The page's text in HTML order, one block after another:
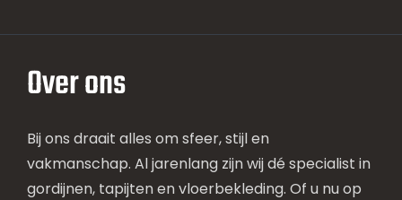
Over ons
Bij ons draait alles om sfeer, stijl en
vakmanschap. Al jarenlang zijn wij dé specialist in
gordijnen, tapijten en vloerbekleding. Of u nu op